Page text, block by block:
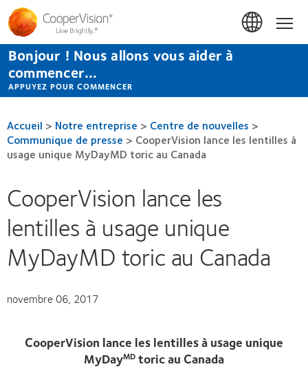
Aller
au
contenu
principal
Bonjour ! Nous allons vous aider à
commencer...
APPUYEZ POUR COMMENCER
Accueil > Notre entreprise > Centre de nouvelles >
Communique de presse > CooperVision lance les lentilles à
usage unique MyDayMD toric au Canada
CooperVision lance les
lentilles à usage unique
MyDayMD toric au Canada
novembre 06, 2017
CooperVision lance les lentilles à usage unique
MyDayMD toric au Canada